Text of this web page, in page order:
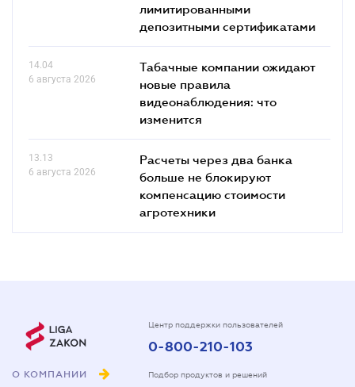
лимитированными
депозитными сертификатами
14.04
6 августа 2026
Табачные компании ожидают
новые правила
видеонаблюдения: что
изменится
13.13
6 августа 2026
Расчеты через два банка
больше не блокируют
компенсацию стоимости
агротехники
О КОМПАНИИ
Центр поддержки пользователей
0-800-210-103
Подбор продуктов и решений